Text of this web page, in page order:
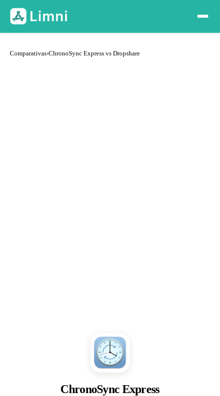
Comparativas›ChronoSync Express vs Dropshare
ChronoSync Express